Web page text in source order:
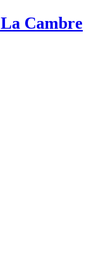
La Cambre